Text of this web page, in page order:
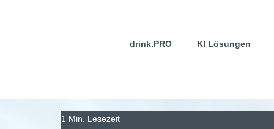
drink.PRO KI Lösungen
1 Min. Lesezeit